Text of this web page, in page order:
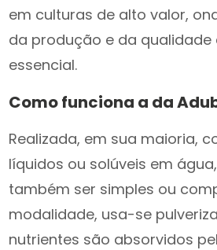
em culturas de alto valor,
da produção e da
essencial.
Como funciona a da
Realizada, em sua maioria,
líquidos ou solúveis em
também ser simples ou
modalidade, usa-se
nutrientes são absorvidos